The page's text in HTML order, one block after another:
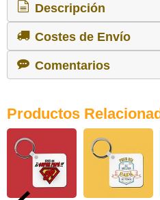
Descripción
Costes de Envío
Comentarios
Productos